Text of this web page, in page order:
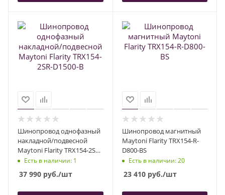
Шинопровод однофазный
накладной/подвесной
Maytoni Flarity TRX154-2SR-
D1500-B
Есть в наличии: 1
37 990 руб./шт
Шинопровод магнитный
Maytoni Flarity TRX154-R-
D800-BS
Есть в наличии: 20
23 410руб./шт